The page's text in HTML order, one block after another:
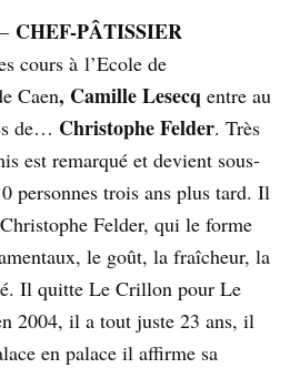
– CHEF-PÂTISSIER
cours à l’Ecole de
Caen, Camille Lesecq entre au
de… Christophe Felder. Très
est remarqué et devient sous-
personnes trois ans plus tard. Il
Felder, qui le forme
le goût, la fraîcheur, la
Il quitte Le Crillon pour Le
2004, il a tout juste 23 ans, il
en palace il affirme sa